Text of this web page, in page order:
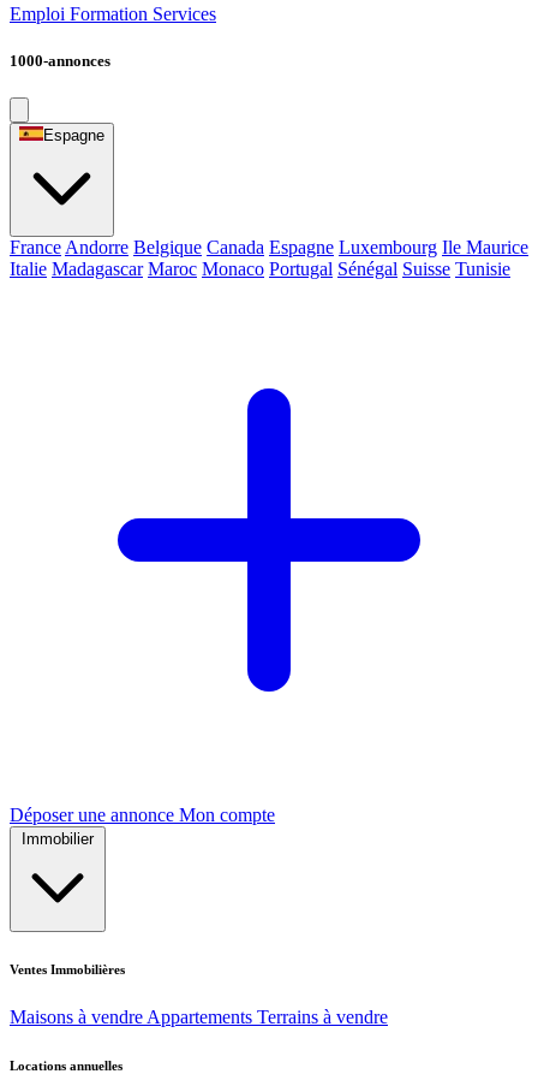
Emploi Formation Services
1000-annonces
Espagne
France Andorre Belgique Canada Espagne Luxembourg Ile Maurice
Italie Madagascar Maroc Monaco Portugal Sénégal Suisse Tunisie
Déposer une annonce Mon compte
Immobilier
Ventes Immobilières
Maisons à vendre Appartements Terrains à vendre
Locations annuelles